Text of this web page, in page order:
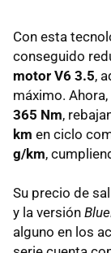
Con esta
conseguido
motor V6 3.5,
máximo.
365 Nm,
km en ciclo
g/km,
Su precio de
y la versión
alguno en los